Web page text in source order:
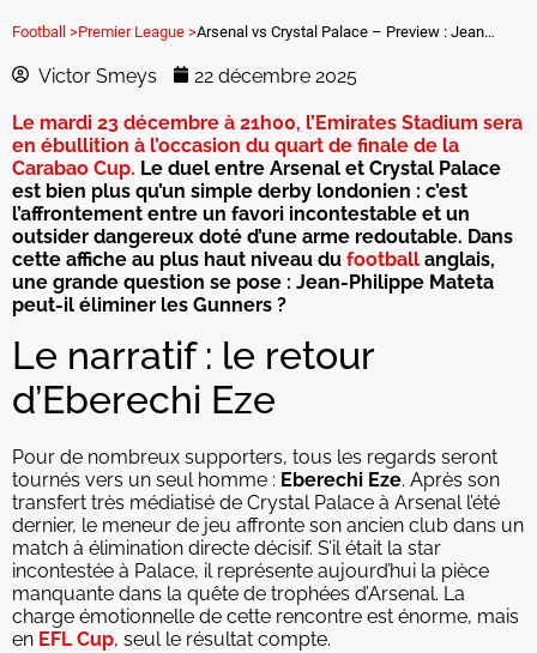
Football >Premier League > Arsenal vs Crystal Palace – Preview : Jean-Philippe Mateta peut-il surprendre le favori au titre en Carabao Cup ?
Victor Smeys 22 décembre 2025
Le mardi 23 décembre à 21h00, l’Emirates Stadium sera
en ébullition à l’occasion du quart de finale de la
Carabao Cup. Le duel entre Arsenal et Crystal Palace
est bien plus qu’un simple derby londonien : c’est
l’affrontement entre un favori incontestable et un
outsider dangereux doté d’une arme redoutable. Dans
cette affiche au plus haut niveau du football anglais,
une grande question se pose : Jean-Philippe Mateta
peut-il éliminer les Gunners ?
Le narratif : le retour
d’Eberechi Eze
Pour de nombreux supporters, tous les regards seront
tournés vers un seul homme : Eberechi Eze. Après son
transfert très médiatisé de Crystal Palace à Arsenal l’été
dernier, le meneur de jeu affronte son ancien club dans un
match à élimination directe décisif. S’il était la star
incontestée à Palace, il représente aujourd’hui la pièce
manquante dans la quête de trophées d’Arsenal. La
charge émotionnelle de cette rencontre est énorme, mais
en EFL Cup, seul le résultat compte.